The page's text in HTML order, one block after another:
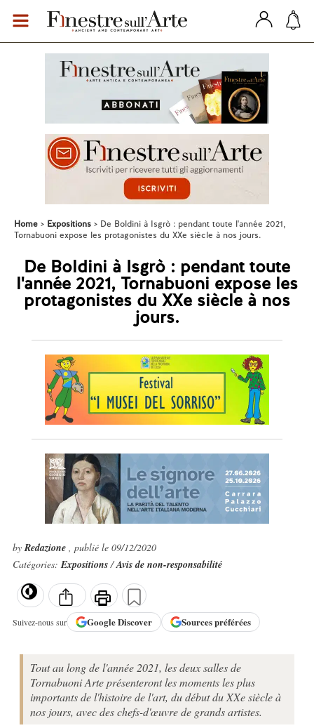
Home Expositions
De Boldini à Isgrò : pendant toute l'année 2021,
Tornabuoni expose les protagonistes du XXe siècle à nos jours.
De Boldini à Isgrò : pendant toute
l'année 2021, Tornabuoni expose les
protagonistes du XXe siècle à nos
jours.
byRedazione , publié le 09/12/2020
Catégories:Expositions/Avis de non-responsabilité
Suivez-nous sur GoogleDiscover Sources préférées
Tout au long de l'année 2021, les deux salles de
Tornabuoni Arte présenteront les moments les plus
importants de l'histoire de l'art, du début du XXe siècle à
nos jours, avec des chefs-d'œuvre de grands artistes.